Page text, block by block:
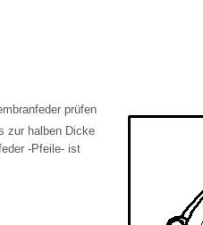
prüfen
zur halben Dicke
-Pfeile- ist